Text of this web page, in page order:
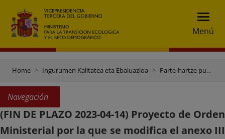
Menú
Home Ingurumen Kalitatea eta Ebaluazioa Parte-hartze publikoa
Navegación
(FIN DE PLAZO 2023-04-14) Proyecto de Orden
Ministerial por la que se modifica el anexo III